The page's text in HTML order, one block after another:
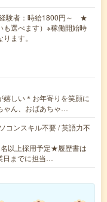
験者：時給1800円～ ★
も選べます）※稼働開始時
ます。
嬉しい＊お年寄りを笑顔に
ゃん、おばあちゃ…
コンスキル不要 / 英語力不
以上採用予定★履歴書は
日までに担当…